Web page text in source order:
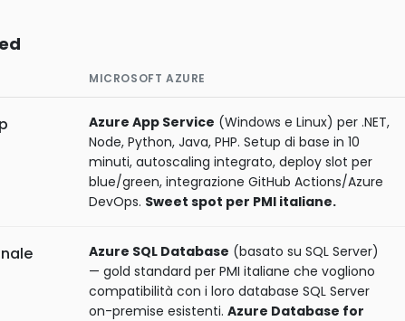
MICROSOFT AZURE
Azure App Service (Windows e Linux) per .NET,
Node, Python, Java, PHP. Setup di base in 10
minuti, autoscaling integrato, deploy slot per
blue/green, integrazione GitHub Actions/Azure
DevOps. Sweet spot per PMI italiane.
Azure SQL Database (basato su SQL Server)
— gold standard per PMI italiane che vogliono
compatibilità con i loro database SQL Server
on-premise esistenti. Azure Database for